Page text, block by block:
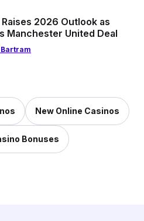
2026 Outlook as
Manchester United Deal
New Online Casinos
Bonuses